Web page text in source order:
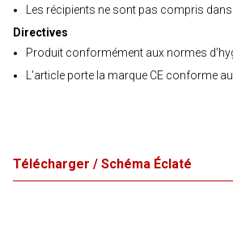
Les récipients ne sont pas compris
Directives
Produit conformément aux normes
L'article porte la marque CE conforme
Télécharger / Schéma Éclaté